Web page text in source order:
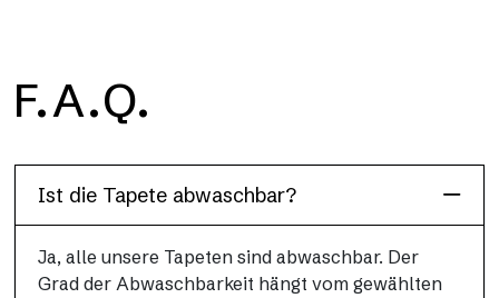
H2O ist die wasserdichte Glasfaser-Badezimmertapete, ideal
für Duschkabinen und feuchte Umgebungen, mit hoher
F.A.Q.
Ist die Tapete abwaschbar?
Ja, alle unsere Tapeten sind abwaschbar. Der
Grad der Abwaschbarkeit hängt vom gewählten